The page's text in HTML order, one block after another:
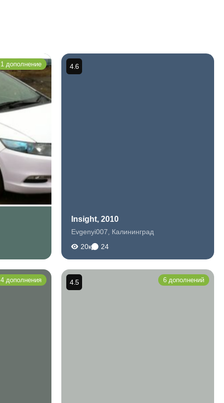
1 дополнение
Insight, 2010
Evgenyi007
Калининград
20к
24
4.6
4 дополнения 4.5 6 дополнений